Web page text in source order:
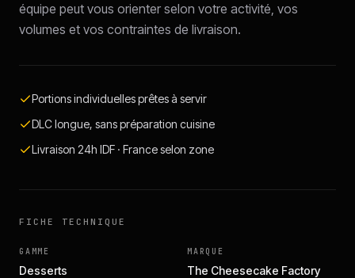
équipe peut vous orienter selon votre activité, vos
volumes et vos contraintes de livraison.
Portions individuelles prêtes à servir
DLC longue, sans préparation cuisine
Livraison 24h IDF · France selon zone
FICHE TECHNIQUE
GAMME
Desserts
MARQUE
The Cheesecake Factory